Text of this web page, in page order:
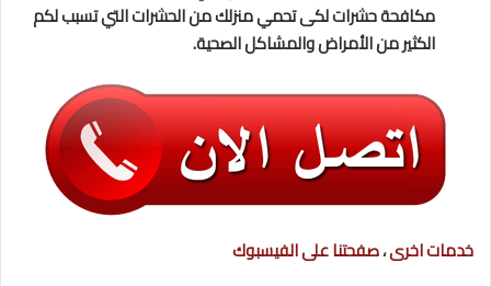
مكافحة حشرات لكى تحمي منزلك من الحشرات التي تسبب لكم
الكثير من الأمراض والمشاكل الصحية.
خدمات اخرى،صفحتنا على الفيسبوك